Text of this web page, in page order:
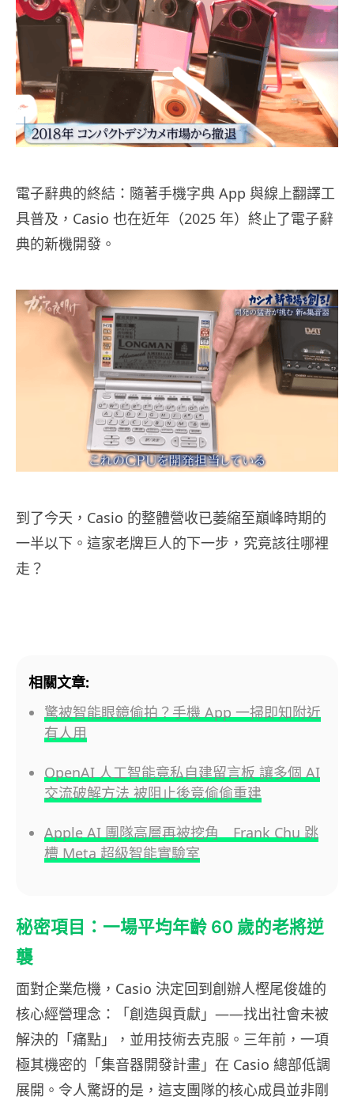
電子辭典的終結：隨著手機字典 App 與線上翻譯工
具普及，Casio 也在近年（2025 年）終止了電子辭
典的新機開發。
到了今天，Casio 的整體營收已萎縮至巔峰時期的
一半以下。這家老牌巨人的下一步，究竟該往哪裡
走？
相關文章:
驚被智能眼鏡偷拍？手機 App 一掃即知附近
有人用
OpenAI 人工智能竟私自建留言板 讓多個 AI
交流破解方法 被阻止後竟偷偷重建
Apple AI 團隊高層再被挖角 Frank Chu 跳
槽 Meta 超級智能實驗室
秘密項目：一場平均年齡 60 歲的老將逆
襲
面對企業危機，Casio 決定回到創辦人樫尾俊雄的
核心經營理念：「創造與貢獻」——找出社會未被
解決的「痛點」，並用技術去克服。三年前，一項
極其機密的「集音器開發計畫」在 Casio 總部低調
展開。令人驚訝的是，這支團隊的核心成員並非剛